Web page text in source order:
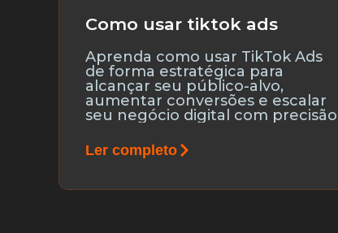
Como usar tiktok ads
Aprenda como usar TikTok Ads
de forma estratégica para
alcançar seu público-alvo,
aumentar conversões e escalar
seu negócio digital com
Ler completo